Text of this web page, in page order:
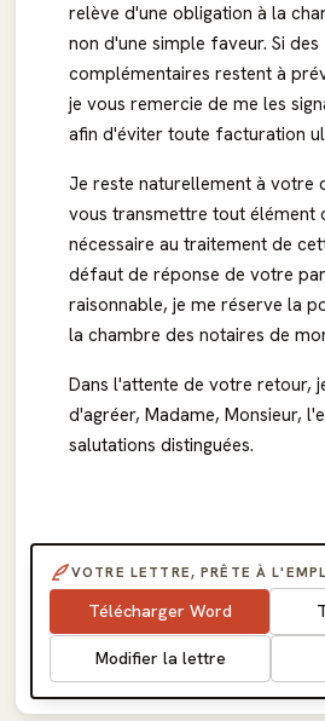
relève d'une obligation à la
non d'une simple faveur. Si
complémentaires restent à
je vous remercie de me les
afin d'éviter toute facturation
Je reste naturellement à votre
vous transmettre tout élément
nécessaire au traitement de
défaut de réponse de votre
raisonnable, je me réserve la
la chambre des notaires de
Dans l'attente de votre retour,
d'agréer, Madame, Monsieur,
salutations distinguées.
VOTRE LETTRE, PRÊTE À
Télécharger Word
Modifier la lettre